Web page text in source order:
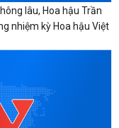
lâu, Hoa hậu Trần
nhiệm kỳ Hoa hậu Việt